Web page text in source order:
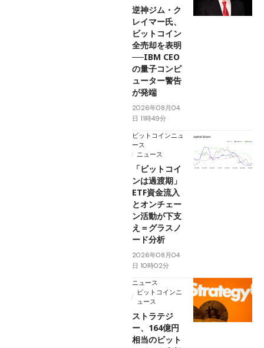
逆神ジム・ク
レイマー氏、
ビットコイン
全売却を表明
──IBM CEO
の量子コンピ
ューター警告
が発端
2026年08月04
日 11時49分
ビットコインニュ
ース
ニュース
「ビットコイ
ンは過渡期」
ETF資金流入
とオンチェー
ン活動が下支
え＝グラスノ
ード分析
2026年08月04
日 10時02分
ニュース
ビットコインニ
ュース
ストラテジ
ー、164億円
相当のビット